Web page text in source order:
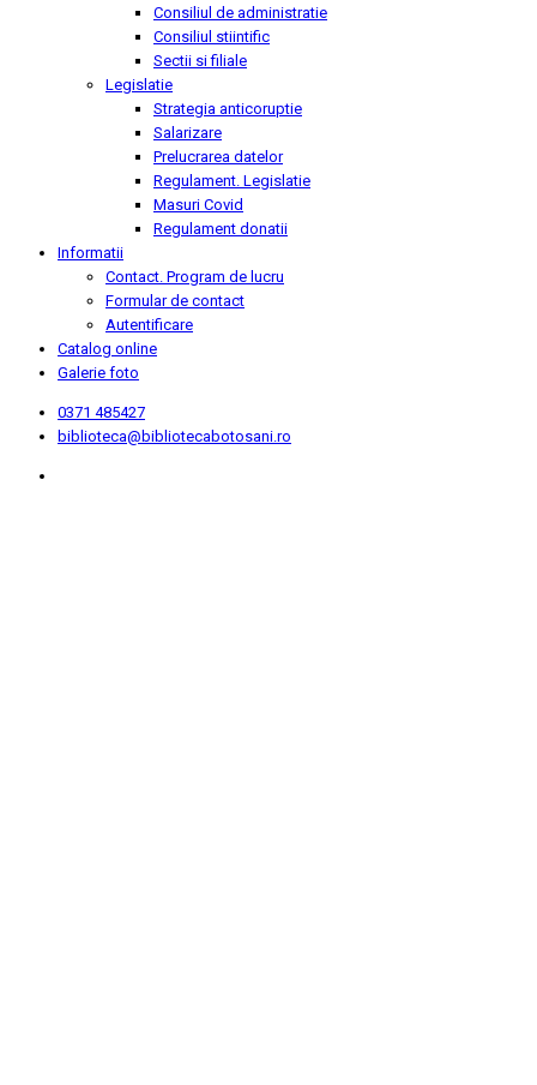
Consiliul de administratie
Consiliul stiintific
Sectii si filiale
Legislatie
Strategia anticoruptie
Salarizare
Prelucrarea datelor
Regulament. Legislatie
Masuri Covid
Regulament donatii
Informatii
Contact. Program de lucru
Formular de contact
Autentificare
Catalog online
Galerie foto
0371 485427
biblioteca@bibliotecabotosani.ro